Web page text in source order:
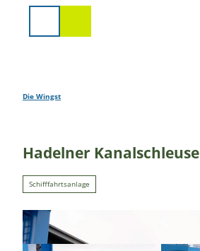
Die Wingst
Hadelner Kanalschleuse
Schifffahrtsanlage